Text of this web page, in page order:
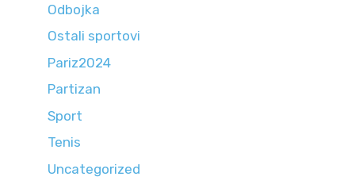
Odbojka
Ostali sportovi
Pariz2024
Partizan
Sport
Tenis
Uncategorized